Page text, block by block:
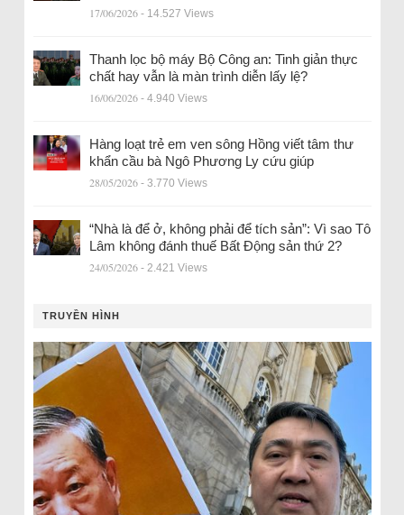
17/06/2026 - 14.527 Views
Thanh lọc bộ máy Bộ Công an: Tinh giản thực
chất hay vẫn là màn trình diễn lấy lệ?
16/06/2026 - 4.940 Views
Hàng loạt trẻ em ven sông Hồng viết tâm thư
khẩn cầu bà Ngô Phương Ly cứu giúp
28/05/2026 - 3.770 Views
“Nhà là để ở, không phải để tích sản”: Vì sao Tô
Lâm không đánh thuế Bất Động sản thứ 2?
24/05/2026 - 2.421 Views
TRUYỀN HÌNH